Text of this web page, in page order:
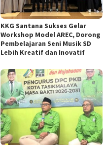
KKG Santana Sukses Gelar
Workshop Model AREC, Dorong
Pembelajaran Seni Musik SD
Lebih Kreatif dan Inovatif